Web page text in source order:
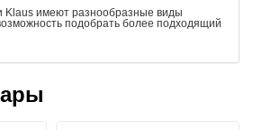
Klaus имеют разнообразные виды
подобрать более подходящий